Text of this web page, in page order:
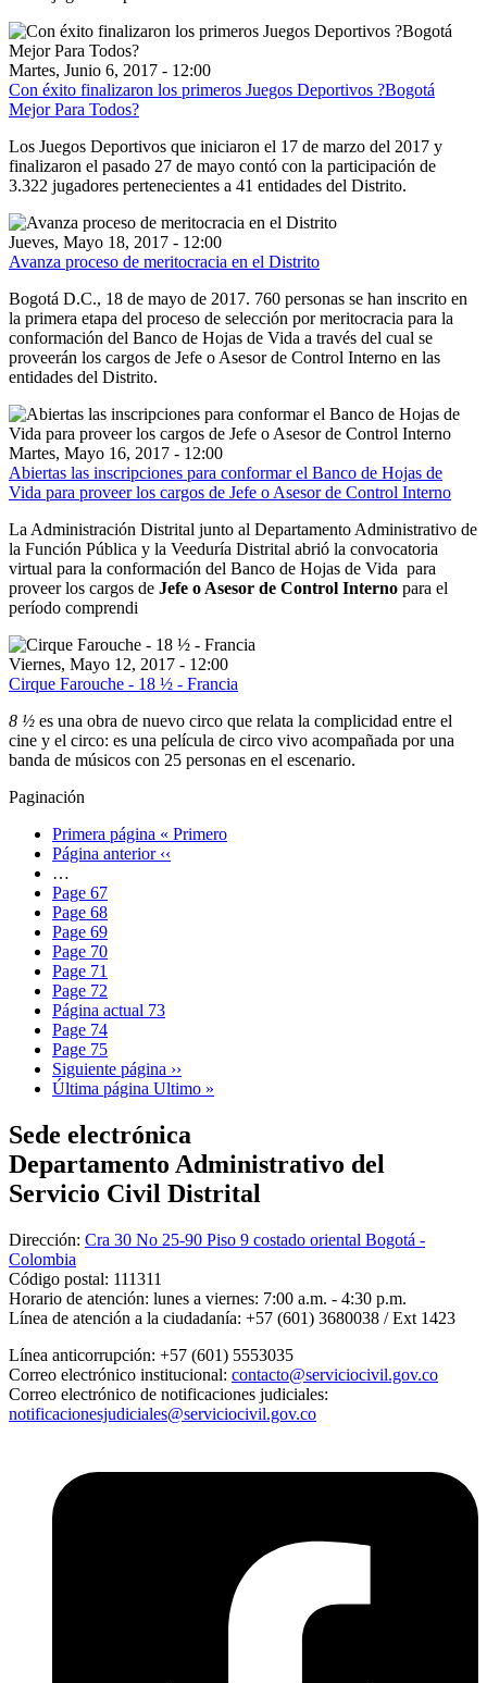
Martes, Junio 6, 2017 - 12:00
Con éxito finalizaron los primeros Juegos Deportivos ?Bogotá
Mejor Para Todos?
Los Juegos Deportivos que iniciaron el 17 de marzo del 2017 y
finalizaron el pasado 27 de mayo contó con la participación de
3.322 jugadores pertenecientes a 41 entidades del Distrito.
Jueves, Mayo 18, 2017 - 12:00
Avanza proceso de meritocracia en el Distrito
Bogotá D.C., 18 de mayo de 2017. 760 personas se han inscrito en
la primera etapa del proceso de selección por meritocracia para la
conformación del Banco de Hojas de Vida a través del cual se
proveerán los cargos de Jefe o Asesor de Control Interno en las
entidades del Distrito.
Martes, Mayo 16, 2017 - 12:00
Abiertas las inscripciones para conformar el Banco de Hojas de
Vida para proveer los cargos de Jefe o Asesor de Control Interno
La Administración Distrital junto al Departamento Administrativo de
la Función Pública y la Veeduría Distrital abrió la convocatoria
virtual para la conformación del Banco de Hojas de Vida para
proveer los cargos de Jefe o Asesor de Control Interno para el
período comprendi
Viernes, Mayo 12, 2017 - 12:00
Cirque Farouche - 18 ½ - Francia
8 ½ es una obra de nuevo circo que relata la complicidad entre el
cine y el circo: es una película de circo vivo acompañada por una
banda de músicos con 25 personas en el escenario.
Paginación
Primera página « Primero
Página anterior ‹‹
…
Page 67
Page 68
Page 69
Page 70
Page 71
Page 72
Página actual 73
Page 74
Page 75
Siguiente página ››
Última página Ultimo »
Sede electrónica
Departamento Administrativo del
Servicio Civil Distrital
Dirección: Cra 30 No 25-90 Piso 9 costado oriental Bogotá -
Colombia
Código postal: 111311
Horario de atención: lunes a viernes: 7:00 a.m. - 4:30 p.m.
Línea de atención a la ciudadanía: +57 (601) 3680038 / Ext 1423
Línea anticorrupción: +57 (601) 5553035
Correo electrónico institucional: contacto@serviciocivil.gov.co
Correo electrónico de notificaciones judiciales:
notificacionesjudiciales@serviciocivil.gov.co